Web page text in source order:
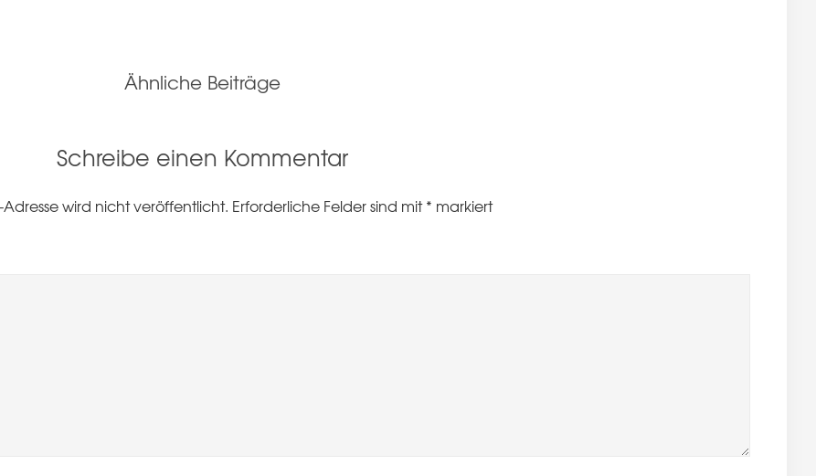
Ähnliche Beiträge
Schreibe einen Kommentar
Adresse wird nicht veröffentlicht. Erforderliche Felder sind mit* markiert